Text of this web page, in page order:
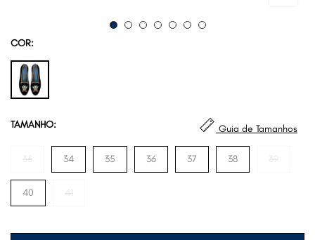
TAMANHO: Guia de Tamanhos
33 34 35 36 37 38 39
40 41
COR: